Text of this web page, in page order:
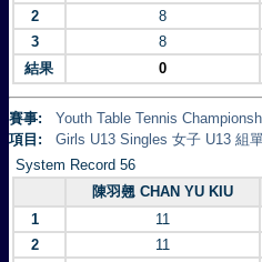
2
8
3
8
結果
0
賽事:
Youth Table Tennis
項目:
Girls U13 Singles 女子 U13 組
System Record 56
陳羽翹 CHAN YU KIU
1
11
2
11